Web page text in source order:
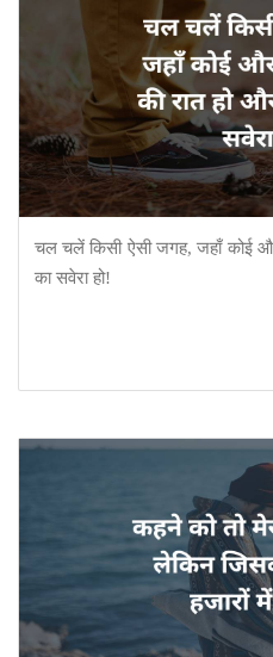
चल चलें किसी ऐसी जगह, जहाँ कोई
का सवेरा हो!